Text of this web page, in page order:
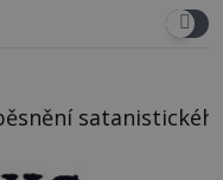
gangu